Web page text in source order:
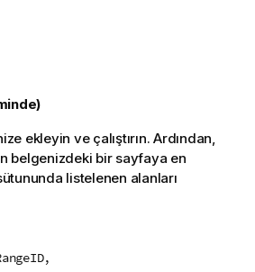
ekleyin ve çalıştırın. Ardından,
belgenizdeki bir sayfaya en
listelenen alanları